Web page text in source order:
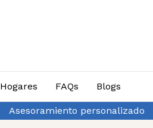
Asesoramiento personalizado
Hogares FAQs Blogs